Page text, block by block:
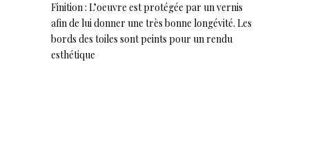
Finition : L’oeuvre est protégée par un vernis
afin de lui donner une très bonne longévité. Les
bords des toiles sont peints pour un rendu
esthétique